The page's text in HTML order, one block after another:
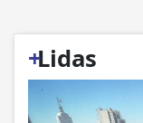
+
Lidas